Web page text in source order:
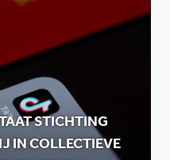
STICHTING
IN COLLECTIEVE